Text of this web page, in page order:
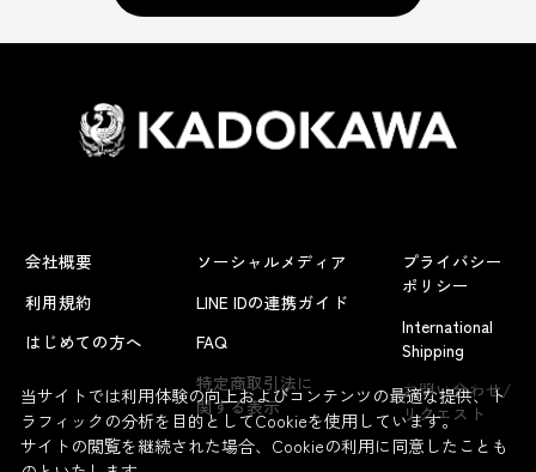
よくあるお問い合わせ
会社概要
利用規約
はじめての方へ
ソーシャルメディア
LINE IDの連携ガイド
FAQ
特定商取引法に
関する表示
プライバシー
ポリシー
International
Shipping
お問い合わせ/
リクエスト
当サイトでは利用体験の向上およびコンテンツの最適な提供、ト
ラフィックの分析を目的としてCookieを使用しています。
サイトの閲覧を継続された場合、Cookieの利用に同意したことも